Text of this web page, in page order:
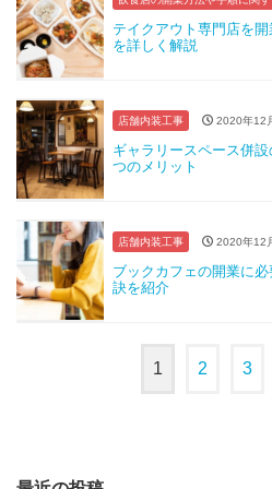
テイクアウト専門店を
を詳しく解説
店舗内装工事 2020年12
ギャラリースペース併
つのメリット
店舗内装工事 2020年12
ブックカフェの開業に
訣を紹介
1 2 3